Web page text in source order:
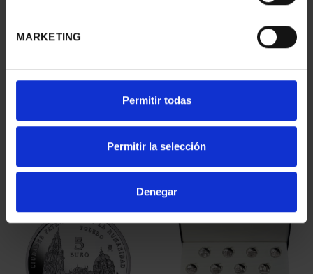
MARKETING
Permitir todas
Permitir la selección
Denegar
73,00 €
III - SANTIAGO DE CO...
73,00 €